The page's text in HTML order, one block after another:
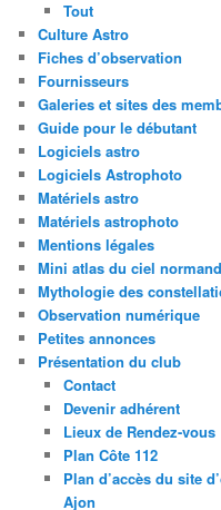
Tout
Culture Astro
Fiches d’observation
Fournisseurs
Galeries et sites des
Guide pour le débutant
Logiciels astro
Logiciels Astrophoto
Matériels astro
Matériels astrophoto
Mentions légales
Mini atlas du ciel normand
Mythologie des
Observation numérique
Petites annonces
Présentation du club
Contact
Devenir adhérent
Lieux de Rendez-vous
Plan Côte 112
Plan d’accès du site
Ajon